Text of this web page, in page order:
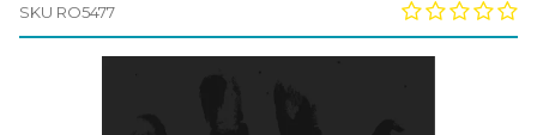
SKU RO5477